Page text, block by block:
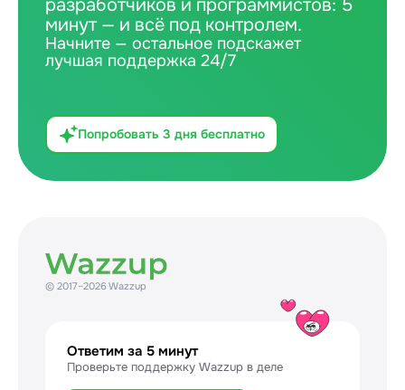
разработчиков и программистов: 5
минут — и всё под контролем.
Начните — остальное подскажет
лучшая поддержка 24/7
Попробовать 3 дня бесплатно
© 2017–2026 Wazzup
Ответим за 5 минут
Проверьте поддержку Wazzup в деле